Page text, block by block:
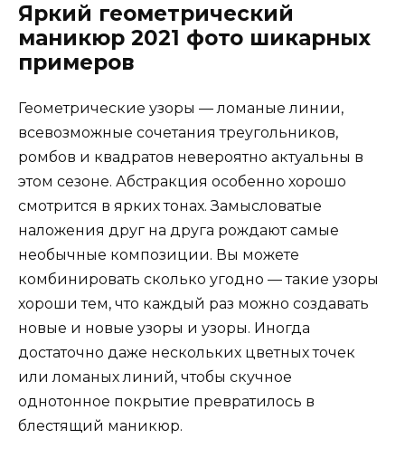
Яркий геометрический
маникюр 2021 фото шикарных
примеров
Геометрические узоры — ломаные линии,
всевозможные сочетания треугольников,
ромбов и квадратов невероятно актуальны в
этом сезоне. Абстракция особенно хорошо
смотрится в ярких тонах. Замысловатые
наложения друг на друга рождают самые
необычные композиции. Вы можете
комбинировать сколько угодно — такие узоры
хороши тем, что каждый раз можно создавать
новые и новые узоры и узоры. Иногда
достаточно даже нескольких цветных точек
или ломаных линий, чтобы скучное
однотонное покрытие превратилось в
блестящий маникюр.